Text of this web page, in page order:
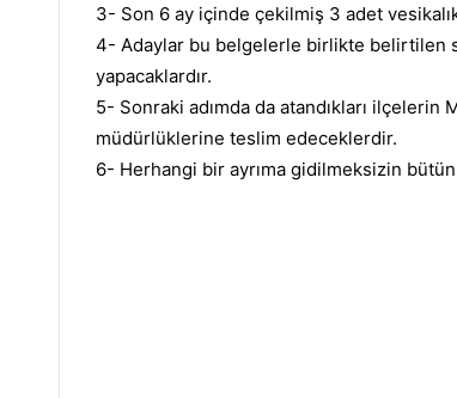
3- Son 6 ay içinde çekilmiş 3 adet
4- Adaylar bu belgelerle birlikte belirtilen
yapacaklardır.
5- Sonraki adımda da atandıkları ilçelerin
müdürlüklerine teslim edeceklerdir.
6- Herhangi bir ayrıma gidilmeksizin